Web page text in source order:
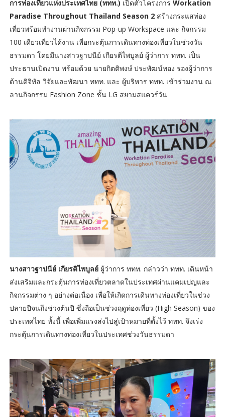
การท่องเที่ยวแห่งประเทศไทย (ททท.) เปิดตัวโครงการ Workation
Paradise Throughout Thailand Season 2สร้างกระแสท่อง
เที่ยวพร้อมทำงานผ่านกิจกรรม Pop-up Workspace และ กิจกรรม
100 เดียวเที่ยวได้งาน เพี่อกระตุ้นการเดินทางท่องเที่ยวในช่วงวัน
ธรรมดา โดยมีนางสาวฐาปนีย์ เกียรติไพบูลย์ ผู้ว่าการ ททท. เป็น
ประธานเปิดงาน พร้อมด้วย นายกิตติพงษ์ ประพัฒน์ทอง รองผู้ว่าการ
ด้านดิจิทัล วิจัยและพัฒนา ททท. และ ผู้บริหาร ททท. เข้าร่วมงาน ณ
ลานกิจกรรม Fashion Zone ชั้น LG สยามสแควร์วัน
นางสาวฐาปนีย์ เกียรติไพบูลย์ ผู้ว่าการ ททท. กล่าวว่า ททท. เดินหน้า
ส่งเสริมและกระตุ้นการท่องเที่ยวตลาดในประเทศผ่านแคมเปญและ
กิจกรรมต่าง ๆ อย่างต่อเนื่อง เพื่อให้เกิดการเดินทางท่องเที่ยวในช่วง
ปลายปีจนถึงช่วงต้นปี ซึ่งถือเป็นช่วงฤดูท่องเที่ยว (High Season) ของ
ประเทศไทย ทั้งนี้ เพื่อเพิ่มแรงส่งไปสู่เป้าหมายที่ตั้งไว้ ททท. จึงเร่ง
กระตุ้นการเดินทางท่องเที่ยวในประเทศช่วงวันธรรมดา